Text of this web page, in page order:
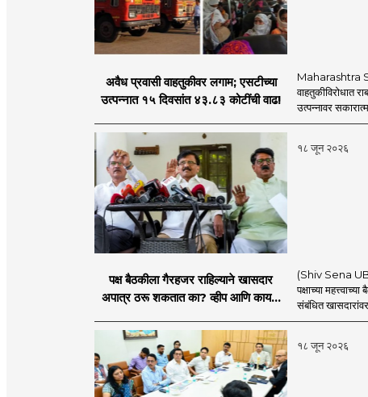
अवैध प्रवासी वाहतुकीवर लगाम; एसटीच्या
उत्पन्नात १५ दिवसांत ४३.८३ कोटींची वाढ!
Maharashtra
वाहतुकीविरोधात
उत्पन्नावर
१८ जून २०२६
पक्ष बैठकीला गैरहजर राहिल्याने खासदार
अपात्र ठरू शकतात का? व्हीप आणि कायदा
(Shiv Sena
पक्षाच्या
संबंधित
१८ जून २०२६